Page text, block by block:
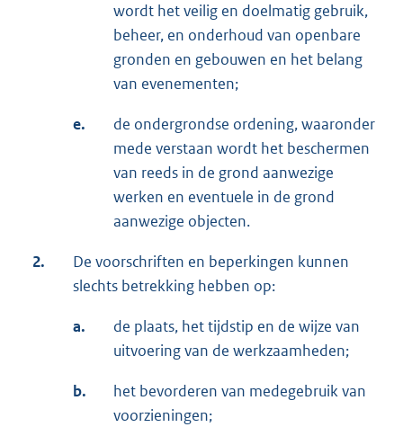
wordt het veilig en doelmatig gebruik,
beheer, en onderhoud van openbare
gronden en gebouwen en het belang
van evenementen;
e.
de ondergrondse ordening, waaronder
mede verstaan wordt het beschermen
van reeds in de grond aanwezige
werken en eventuele in de grond
aanwezige objecten.
2.
De voorschriften en beperkingen kunnen
slechts betrekking hebben op:
a.
de plaats, het tijdstip en de wijze van
uitvoering van de werkzaamheden;
b.
het bevorderen van medegebruik van
voorzieningen;